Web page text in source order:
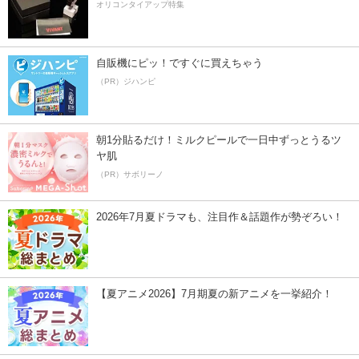
オリコンタイアップ特集
自販機にピッ！ですぐに買えちゃう
（PR）ジハンピ
朝1分貼るだけ！ミルクピールで一日中ずっとうるツ
ヤ肌
（PR）サボリーノ
2026年7月夏ドラマも、注目作＆話題作が勢ぞろい！
【夏アニメ2026】7月期夏の新アニメを一挙紹介！